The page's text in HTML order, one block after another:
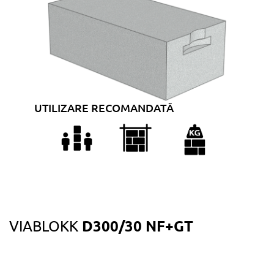
UTILIZARE RECOMANDATĂ
VIABLOKK D300/30 NF+GT